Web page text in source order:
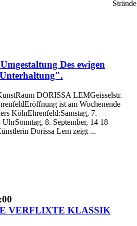
Des ewigen
Unterhaltung".
DORISSA LEMGeisselstr.
ist am Wochenende
KölnEhrenfeld:Samstag, 7.
UhrSonntag, 8. September, 14 18
Dorissa Lem zeigt ...
VERFLIXTE KLASSIK